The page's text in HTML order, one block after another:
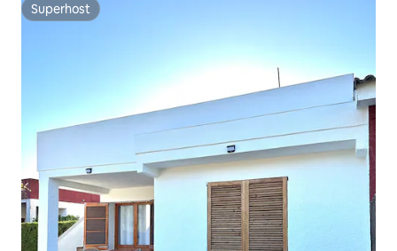
Superhost
Superhost